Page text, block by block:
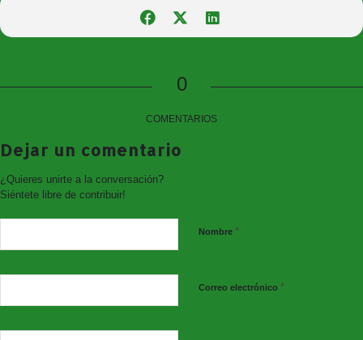
13:30: Partido de exhibición
Patrocina: 0
COMENTARIOS
Dejar un comentario
¿Quieres unirte a la conversación?
Siéntete libre de contribuir!
Nombre *
Correo electrónico *